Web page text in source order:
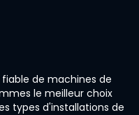
de machines de
le meilleur choix
types d'installations de